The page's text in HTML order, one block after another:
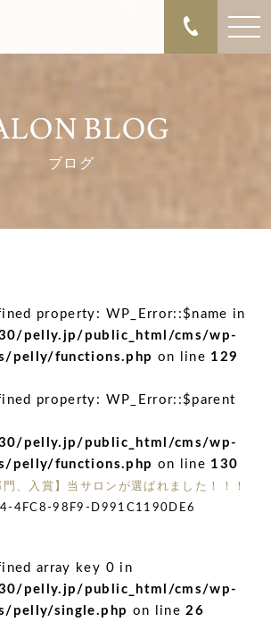
BLOG
ブログ
property: WP_Error::$name in
pelly.jp/public_html/cms/wp-
pelly/functions.php on line 129
property: WP_Error::$parent
pelly.jp/public_html/cms/wp-
pelly/functions.php on line 130
門、入賞】当サロンが選ばれました！！！
4FC8-98F9-D991C1190DE6
array key 0 in
pelly.jp/public_html/cms/wp-
pelly/single.php on line26